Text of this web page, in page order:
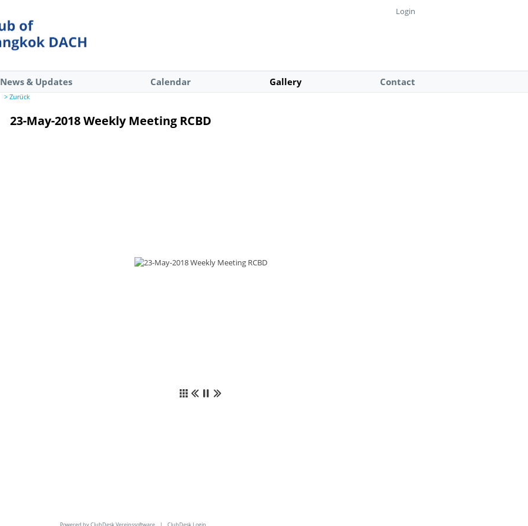
Login
News & Updates Calendar Gallery Contact
> Zurück
23-May-2018 Weekly Meeting RCBD
Powered by ClubDesk Vereinssoftware |ClubDesk Login